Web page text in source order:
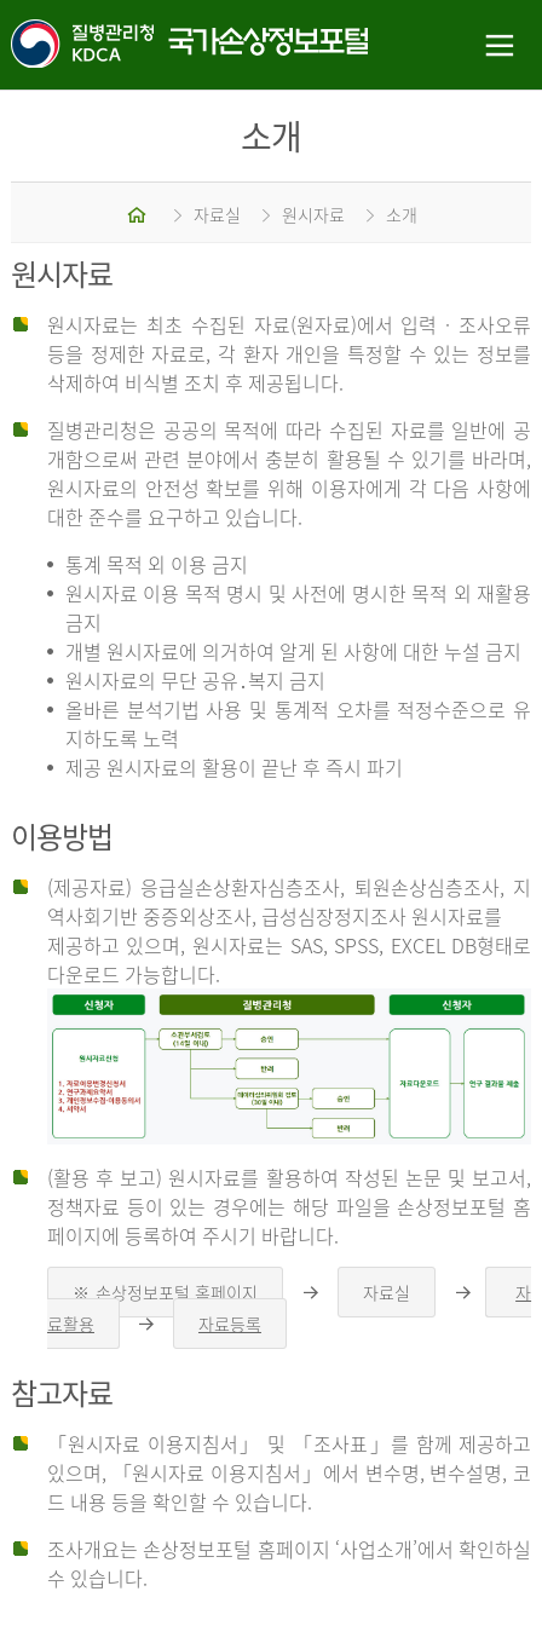
소개
홈 자료실 원시자료 소개
원시자료
원시자료는 최초 수집된 자료(원자료)에서 입력 · 조사오류
등을 정제한 자료로, 각 환자 개인을 특정할 수 있는 정보를
삭제하여 비식별 조치 후 제공됩니다.
질병관리청은 공공의 목적에 따라 수집된 자료를 일반에 공
개함으로써 관련 분야에서 충분히 활용될 수 있기를 바라며,
원시자료의 안전성 확보를 위해 이용자에게 각 다음 사항에
대한 준수를 요구하고 있습니다.
통계 목적 외 이용 금지
원시자료 이용 목적 명시 및 사전에 명시한 목적 외 재활용
금지
개별 원시자료에 의거하여 알게 된 사항에 대한 누설 금지
원시자료의 무단 공유․복지 금지
올바른 분석기법 사용 및 통계적 오차를 적정수준으로 유
지하도록 노력
제공 원시자료의 활용이 끝난 후 즉시 파기
이용방법
(제공자료) 응급실손상환자심층조사, 퇴원손상심층조사, 지
역사회기반 중증외상조사, 급성심장정지조사 원시자료를
제공하고 있으며, 원시자료는 SAS, SPSS, EXCEL DB형태로
다운로드 가능합니다.
신
청
자
신
청
자
는
1.
자
(활용 후 보고) 원시자료를 활용하여 작성된 논문 및 보고서,
정책자료 등이 있는 경우에는 해당 파일을 손상정보포털 홈
페이지에 등록하여 주시기 바랍니다.
※ 손상정보포털 홈페이지
른
자료실
른
자
료활용
른
자료등록
참고자료
「원시자료 이용지침서」 및 「조사표」를 함께 제공하고
있으며, 「원시자료 이용지침서」에서 변수명, 변수설명, 코
드 내용 등을 확인할 수 있습니다.
조사개요는 손상정보포털 홈페이지 ‘사업소개’에서 확인하실
수 있습니다.